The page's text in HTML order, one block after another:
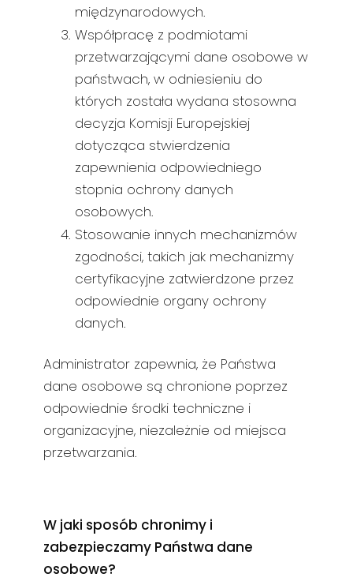
międzynarodowych.
Współpracę z podmiotami
przetwarzającymi dane osobowe w
państwach, w odniesieniu do
których została wydana stosowna
decyzja Komisji Europejskiej
dotycząca stwierdzenia
zapewnienia odpowiedniego
stopnia ochrony danych
osobowych.
Stosowanie innych mechanizmów
zgodności, takich jak mechanizmy
certyfikacyjne zatwierdzone przez
odpowiednie organy ochrony
danych.
Administrator zapewnia, że Państwa
dane osobowe są chronione poprzez
odpowiednie środki techniczne i
organizacyjne, niezależnie od miejsca
przetwarzania.
W jaki sposób chronimy i
zabezpieczamy Państwa dane
osobowe?